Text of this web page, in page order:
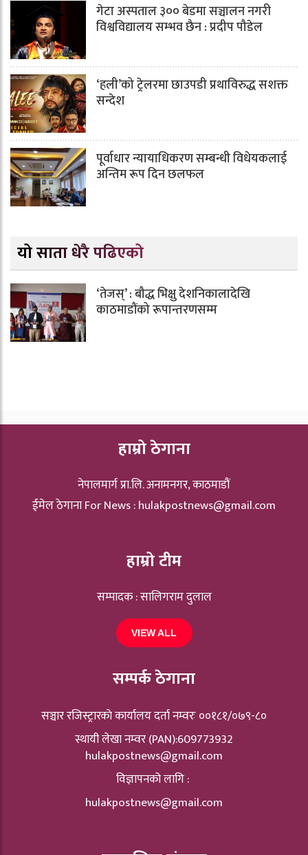
गेटा अस्पताल ३०० बेडमा सञ्चालन नगरी
विश्वविद्यालय सम्भव छैन : प्रदीप पौडेल
‘हली’को ट्रेलरमा छाउपडी प्रथाविरुद्ध सशक्त
सन्देश
पूर्वाधार न्यायाधिकरण सम्बन्धी विधेयकलाई
अन्तिम रूप दिन छलफल
यो साता धेरै पढिएको
‘तेजस्’ : बौद्ध भिक्षु देशनिकालादेखि
काठमाडौंको रूपान्तरणसम्म
हाम्रो ठेगाना
नेपालमार्ग प्रा.लि. अनामनगर, काठमाडौं
ईमेल ठेगाना For News :hulakpostnews@gmail.com
हाम्रो टीम
सम्पादक : सालिगराम दुलाल
VIEW ALL
सम्पर्क ठेगाना
सञ्चार रजिस्ट्रारकाे कार्यालय दर्ता नम्वरः ००१८१/०७९-८०
स्थायी लेखा नम्वर (PAN):609773932
hulakpostnews@gmail.com
विज्ञापनको लागि :
hulakpostnews@gmail.com